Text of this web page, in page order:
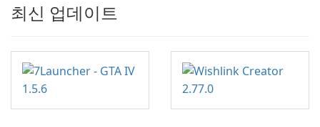
최신 업데이트